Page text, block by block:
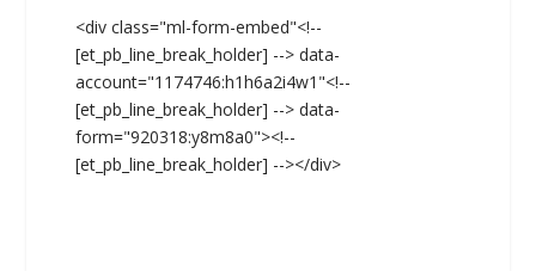
<div class="ml-form-embed"<!--
[et_pb_line_break_holder] --> data-
account="1174746:h1h6a2i4w1"<!--
[et_pb_line_break_holder] --> data-
form="920318:y8m8a0"><!--
[et_pb_line_break_holder] --></div>